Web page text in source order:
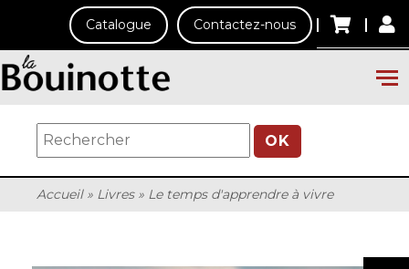
Catalogue Contactez-nous
OK
Accueil» Livres» Le temps d'apprendre à vivre